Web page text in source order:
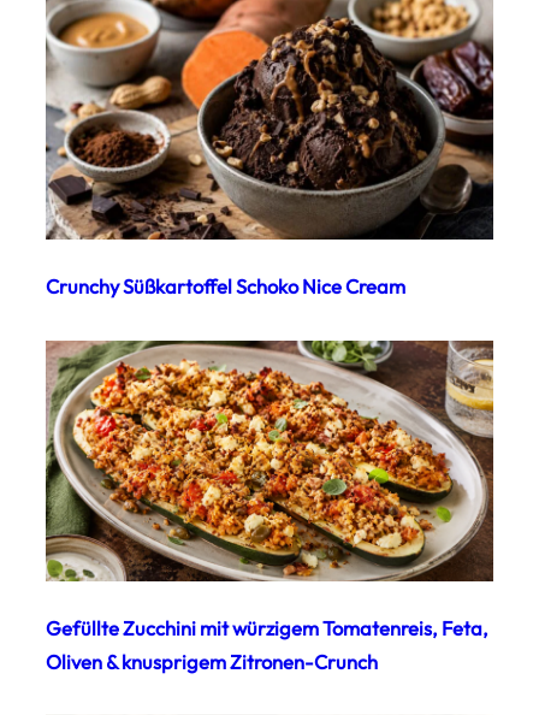
Crunchy Süßkartoffel Schoko Nice Cream
Gefüllte Zucchini mit würzigem Tomatenreis, Feta,
Oliven & knusprigem Zitronen-Crunch